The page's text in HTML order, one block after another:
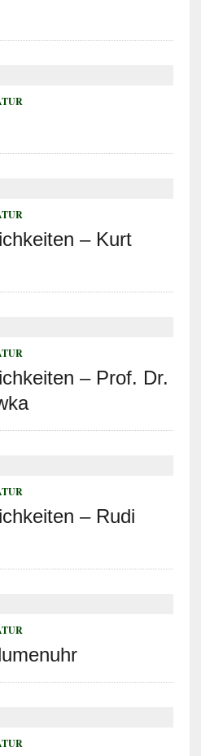
– Kurt
– Prof. Dr.
– Rudi